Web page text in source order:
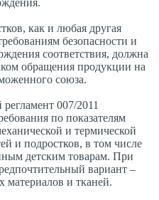
как и любая другая
безопасности и
соответствия, должна
обращения продукции на
союза.
007/2011
по показателям
и термической
и подростков, в том числе
детским товарам. При
вариант –
материалов и тканей.